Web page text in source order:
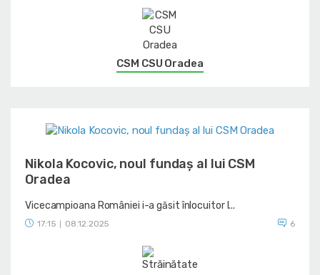
CSM CSU Oradea
Nikola Kocovic, noul fundaș al lui CSM
Oradea
Vicecampioana României i-a găsit înlocuitor l...
17:15 08.12.2025 6